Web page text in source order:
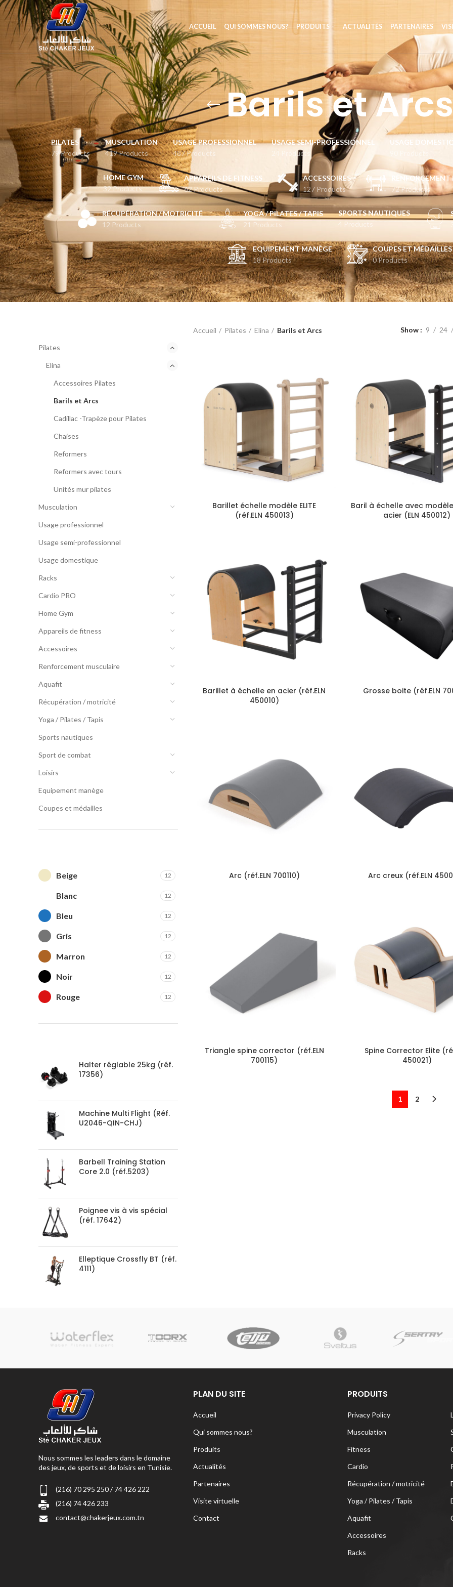
ACCUEIL QUI SOMMES NOUS? PRODUITS ACTUALITÉS PARTENAIRES
Barils et Arcs
PILATES
79 Products
MUSCULATION
419 Products
USAGE PROFESSIONNEL
487 Products
USAGE SEMI-PROFESSIONNEL
24 Products
USAGE
HOME GYM
32 Products
APPAREILS DE FITNESS
62 Products
ACCESSOIRES
127 Products
72 Products
RÉCUPÉRATION / MOTRICITÉ
12 Products
YOGA / PILATES / TAPIS
21 Products
SPORTS NAUTIQUES
4 Products
EQUIPEMENT MANÈGE
18 Products
COUPES ET MÉDAILLES
0 Products
Pilates
Elina
Accessoires Pilates
Barils et Arcs
Cadillac -Trapèze pour Pilates
Chaises
Reformers
Reformers avec tours
Unités mur pilates
Musculation
Usage professionnel
Usage semi-professionnel
Usage domestique
Racks
Cardio PRO
Home Gym
Appareils de fitness
Accessoires
Renforcement musculaire
Aquafit
Récupération / motricité
Yoga / Pilates / Tapis
Sports nautiques
Sport de combat
Loisirs
Equipement manège
Coupes et médailles
Beige 12
Blanc 12
Bleu 12
Gris 12
Marron 12
Noir 12
Rouge 12
Halter réglable 25kg (réf.
17356)
Machine Multi Flight (Réf.
U2046-QIN-CHJ)
Barbell Training Station
Core 2.0 (réf.5203)
Poignee vis à vis spécial
(réf. 17642)
Elleptique Crossfly BT (réf.
4111)
Accueil Pilates Elina Barils et Arcs Show 9 24
Barillet échelle modèle ELITE
(réf.ELN 450013)
Baril à échelle avec modèle
acier (ELN 450012)
Barillet à échelle en acier (réf.ELN
450010)
Grosse boite (réf.ELN
Arc (réf.ELN 700110) Arc creux (réf.ELN
Triangle spine corrector (réf.ELN
700115)
Spine Corrector Elite
450021)
1 2
Nous sommes les leaders dans le domaine
des jeux, de sports et de loisirs en Tunisie.
(216) 70 295 250 / 74 426 222
(216) 74 426 233
contact@chakerjeux.com.tn
PLAN DU SITE
Accueil
Qui sommes nous?
Produits
Actualités
Partenaires
Visite virtuelle
Contact
PRODUITS
Privacy Policy
Musculation
Fitness
Cardio
Récupération / motricité
Yoga / Pilates / Tapis
Aquafit
Accessoires
Racks